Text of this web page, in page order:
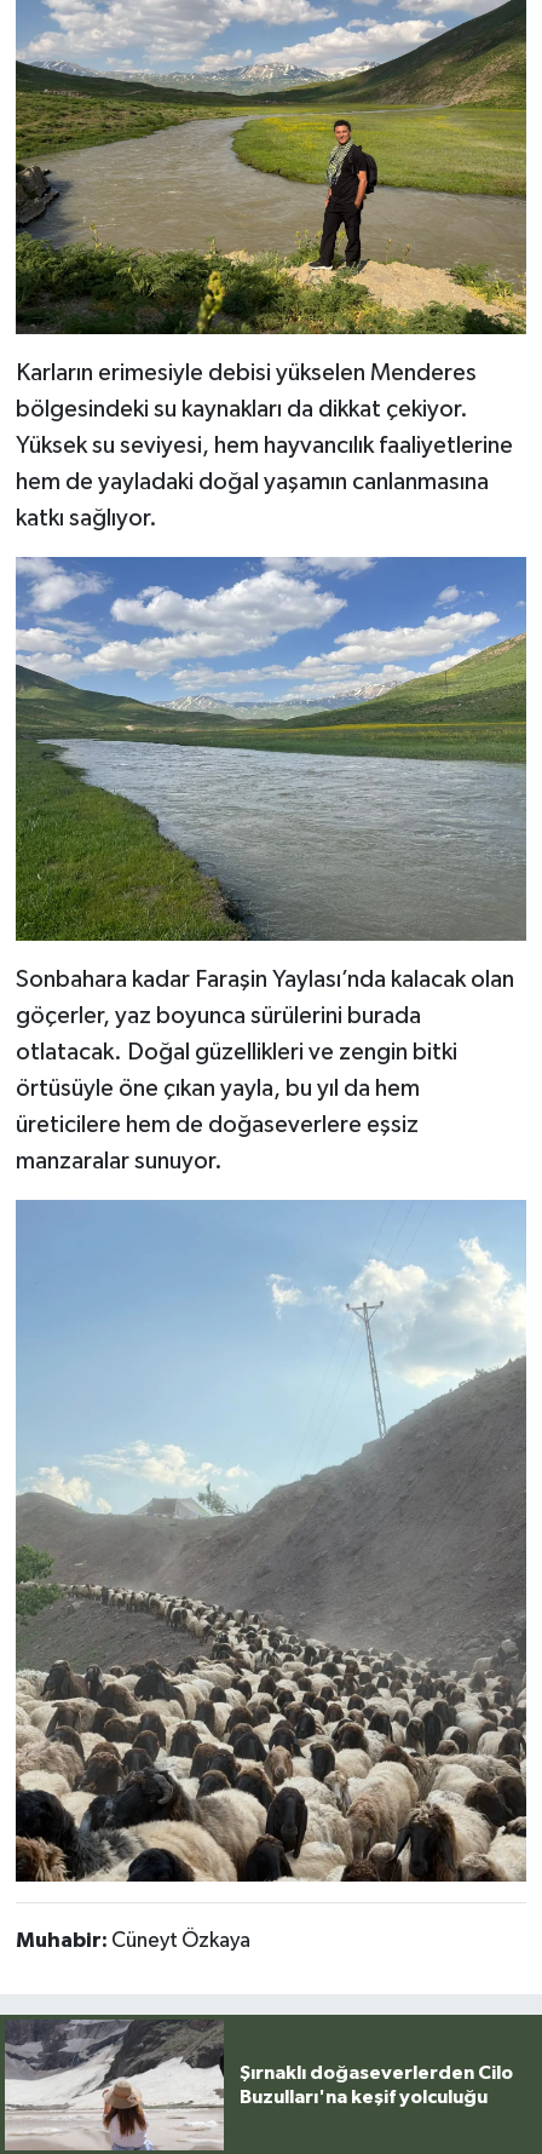
Karların erimesiyle debisi yükselen Menderes
bölgesindeki su kaynakları da dikkat çekiyor.
Yüksek su seviyesi, hem hayvancılık faaliyetlerine
hem de yayladaki doğal yaşamın canlanmasına
katkı sağlıyor.
Sonbahara kadar Faraşin Yaylası’nda kalacak olan
göçerler, yaz boyunca sürülerini burada
otlatacak. Doğal güzellikleri ve zengin bitki
örtüsüyle öne çıkan yayla, bu yıl da hem
üreticilere hem de doğaseverlere eşsiz
manzaralar sunuyor.
Muhabir: Cüneyt Özkaya
Şırnaklı doğaseverlerden Cilo
Buzulları'na keşif yolculuğu